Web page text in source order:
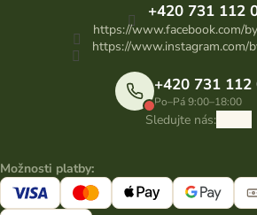
+420 731 112
https://www.facebook.com/
https://www.instagram.com/
+420 731 112
Po–Pá 9:00–18:00
Sledujte nás:
Možnosti platby: